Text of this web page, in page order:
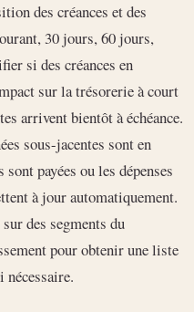
des créances et des
30 jours, 60 jours,
si des créances en
sur la trésorerie à court
arrivent bientôt à échéance.
sous-jacentes sont en
payées ou les dépenses
à jour automatiquement.
des segments du
pour obtenir une liste